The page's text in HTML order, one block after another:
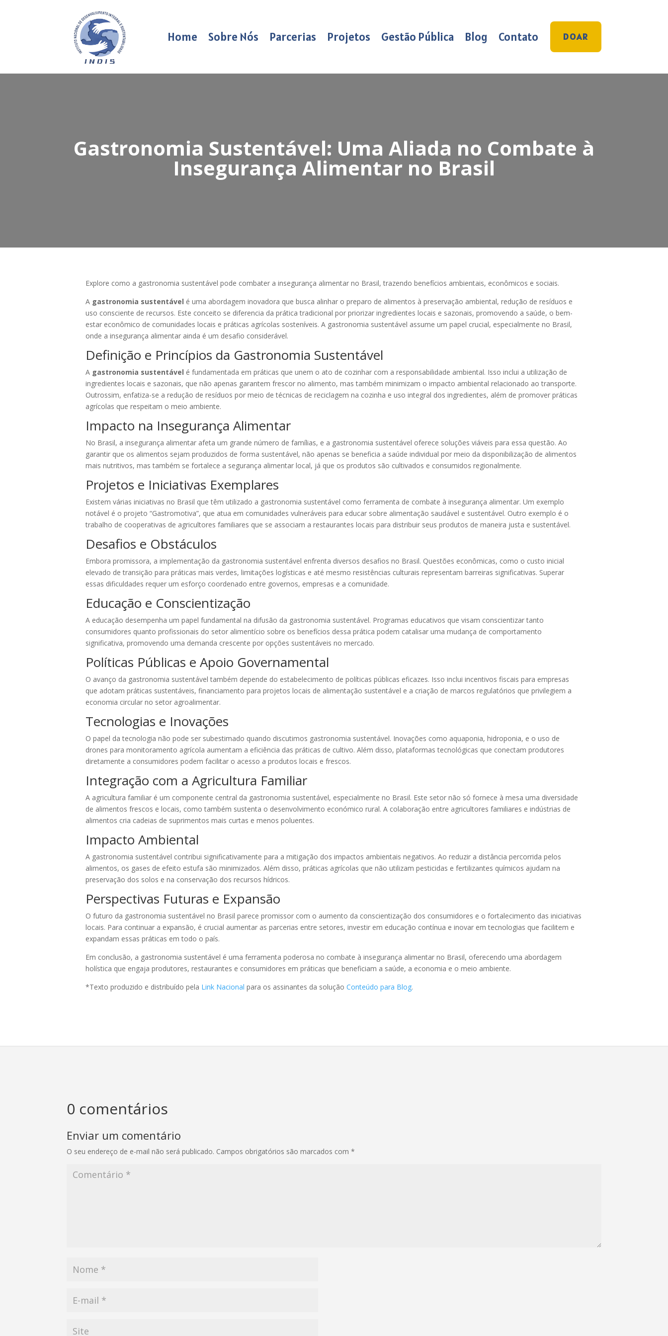
Home Sobre Nós Parcerias Projetos Gestão Pública Blog Contato DOAR
Gastronomia Sustentável: Uma Aliada no Combate à
Insegurança Alimentar no Brasil
Explore como a gastronomia sustentável pode combater a insegurança alimentar no Brasil, trazendo benefícios ambientais, econômicos e sociais.
A gastronomia sustentável é uma abordagem inovadora que busca alinhar o preparo de alimentos à preservação ambiental, redução de resíduos e
uso consciente de recursos. Este conceito se diferencia da prática tradicional por priorizar ingredientes locais e sazonais, promovendo a saúde, o bem-
estar econômico de comunidades locais e práticas agrícolas sosteníveis. A gastronomia sustentável assume um papel crucial, especialmente no Brasil,
onde a insegurança alimentar ainda é um desafio considerável.
Definição e Princípios da Gastronomia Sustentável
A gastronomia sustentável é fundamentada em práticas que unem o ato de cozinhar com a responsabilidade ambiental. Isso inclui a utilização de
ingredientes locais e sazonais, que não apenas garantem frescor no alimento, mas também minimizam o impacto ambiental relacionado ao transporte.
Outrossim, enfatiza-se a redução de resíduos por meio de técnicas de reciclagem na cozinha e uso integral dos ingredientes, além de promover práticas
agrícolas que respeitam o meio ambiente.
Impacto na Insegurança Alimentar
No Brasil, a insegurança alimentar afeta um grande número de famílias, e a gastronomia sustentável oferece soluções viáveis para essa questão. Ao
garantir que os alimentos sejam produzidos de forma sustentável, não apenas se beneficia a saúde individual por meio da disponibilização de alimentos
mais nutritivos, mas também se fortalece a segurança alimentar local, já que os produtos são cultivados e consumidos regionalmente.
Projetos e Iniciativas Exemplares
Existem várias iniciativas no Brasil que têm utilizado a gastronomia sustentável como ferramenta de combate à insegurança alimentar. Um exemplo
notável é o projeto “Gastromotiva”, que atua em comunidades vulneráveis para educar sobre alimentação saudável e sustentável. Outro exemplo é o
trabalho de cooperativas de agricultores familiares que se associam a restaurantes locais para distribuir seus produtos de maneira justa e sustentável.
Desafios e Obstáculos
Embora promissora, a implementação da gastronomia sustentável enfrenta diversos desafios no Brasil. Questões econômicas, como o custo inicial
elevado de transição para práticas mais verdes, limitações logísticas e até mesmo resistências culturais representam barreiras significativas. Superar
essas dificuldades requer um esforço coordenado entre governos, empresas e a comunidade.
Educação e Conscientização
A educação desempenha um papel fundamental na difusão da gastronomia sustentável. Programas educativos que visam conscientizar tanto
consumidores quanto profissionais do setor alimentício sobre os benefícios dessa prática podem catalisar uma mudança de comportamento
significativa, promovendo uma demanda crescente por opções sustentáveis no mercado.
Políticas Públicas e Apoio Governamental
O avanço da gastronomia sustentável também depende do estabelecimento de políticas públicas eficazes. Isso inclui incentivos fiscais para empresas
que adotam práticas sustentáveis, financiamento para projetos locais de alimentação sustentável e a criação de marcos regulatórios que privilegiem a
economia circular no setor agroalimentar.
Tecnologias e Inovações
O papel da tecnologia não pode ser subestimado quando discutimos gastronomia sustentável. Inovações como aquaponia, hidroponia, e o uso de
drones para monitoramento agrícola aumentam a eficiência das práticas de cultivo. Além disso, plataformas tecnológicas que conectam produtores
diretamente a consumidores podem facilitar o acesso a produtos locais e frescos.
Integração com a Agricultura Familiar
A agricultura familiar é um componente central da gastronomia sustentável, especialmente no Brasil. Este setor não só fornece à mesa uma diversidade
de alimentos frescos e locais, como também sustenta o desenvolvimento económico rural. A colaboração entre agricultores familiares e indústrias de
alimentos cria cadeias de suprimentos mais curtas e menos poluentes.
Impacto Ambiental
A gastronomia sustentável contribui significativamente para a mitigação dos impactos ambientais negativos. Ao reduzir a distância percorrida pelos
alimentos, os gases de efeito estufa são minimizados. Além disso, práticas agrícolas que não utilizam pesticidas e fertilizantes químicos ajudam na
preservação dos solos e na conservação dos recursos hídricos.
Perspectivas Futuras e Expansão
O futuro da gastronomia sustentável no Brasil parece promissor com o aumento da conscientização dos consumidores e o fortalecimento das iniciativas
locais. Para continuar a expansão, é crucial aumentar as parcerias entre setores, investir em educação contínua e inovar em tecnologias que facilitem e
expandam essas práticas em todo o país.
Em conclusão, a gastronomia sustentável é uma ferramenta poderosa no combate à insegurança alimentar no Brasil, oferecendo uma abordagem
holística que engaja produtores, restaurantes e consumidores em práticas que beneficiam a saúde, a economia e o meio ambiente.
*Texto produzido e distribuído pela Link Nacional para os assinantes da solução Conteúdo para Blog.
0 comentários
Enviar um comentário
O seu endereço de e-mail não será publicado. Campos obrigatórios são marcados com*